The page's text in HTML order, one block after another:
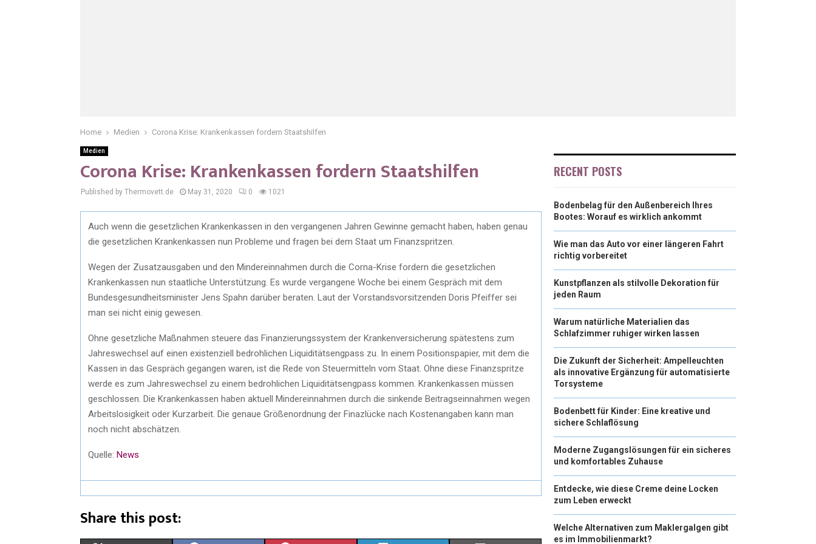
Home Medien Corona Krise: Krankenkassen fordern Staatshilfen
Medien
Corona Krise: Krankenkassen fordern Staatshilfen
Published by Thermovett.de May 31, 2020 0 1021
Auch wenn die gesetzlichen Krankenkassen in den vergangenen Jahren Gewinne gemacht haben, haben genau
die gesetzlichen Krankenkassen nun Probleme und fragen bei dem Staat um Finanzspritzen.
Wegen der Zusatzausgaben und den Mindereinnahmen durch die Corna-Krise fordern die gesetzlichen
Krankenkassen nun staatliche Unterstützung. Es wurde vergangene Woche bei einem Gespräch mit dem
Bundesgesundheitsminister Jens Spahn darüber beraten. Laut der Vorstandsvorsitzenden Doris Pfeiffer sei
man sei nicht einig gewesen.
Ohne gesetzliche Maßnahmen steuere das Finanzierungssystem der Krankenversicherung spätestens zum
Jahreswechsel auf einen existenziell bedrohlichen Liquiditätsengpass zu. In einem Positionspapier, mit dem die
Kassen in das Gespräch gegangen waren, ist die Rede von Steuermitteln vom Staat. Ohne diese Finanzspritze
werde es zum Jahreswechsel zu einem bedrohlichen Liquiditätsengpass kommen. Krankenkassen müssen
geschlossen. Die Krankenkassen haben aktuell Mindereinnahmen durch die sinkende Beitragseinnahmen wegen
Arbeitslosigkeit oder Kurzarbeit. Die genaue Größenordnung der Finazlücke nach Kostenangaben kann man
noch nicht abschätzen.
Quelle: News
Share this post:
RECENT POSTS
Bodenbelag für den Außenbereich Ihres
Bootes: Worauf es wirklich ankommt
Wie man das Auto vor einer längeren Fahrt
richtig vorbereitet
Kunstpflanzen als stilvolle Dekoration für
jeden Raum
Warum natürliche Materialien das
Schlafzimmer ruhiger wirken lassen
Die Zukunft der Sicherheit: Ampelleuchten
als innovative Ergänzung für automatisierte
Torsysteme
Bodenbett für Kinder: Eine kreative und
sichere Schlaflösung
Moderne Zugangslösungen für ein sicheres
und komfortables Zuhause
Entdecke, wie diese Creme deine Locken
zum Leben erweckt
Welche Alternativen zum Maklergalgen gibt
es im Immobilienmarkt?